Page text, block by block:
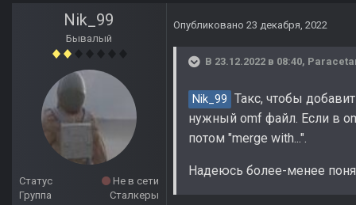
Nik_99
Бывалый
Статус
Не в сети
Группа
Сталкеры
Опубликовано 23 декабря, 2022
В 23.12.2022 в 08:40,
Nik_99 Такс, чтобы
нужный omf файл. Если в
потом "merge with...".
Надеюсь более-менее